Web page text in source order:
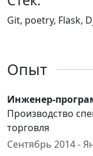
Git, poetry, Flask,
Опыт
Инженер-
Производство
торговля
Сентябрь 2014 -